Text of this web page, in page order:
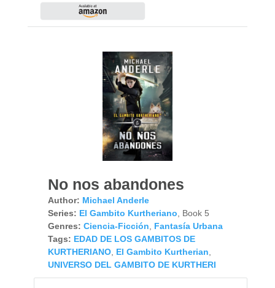
No nos abandones
Author: Michael Anderle
Series: El Gambito Kurtheriano , Book 5
Genres: Ciencia-Ficción
Fantasía Urbana
Tags: EDAD DE LOS GAMBITOS DE
KURTHERIANO, El Gambito Kurtherian
UNIVERSO DEL GAMBITO DE KURTHERI